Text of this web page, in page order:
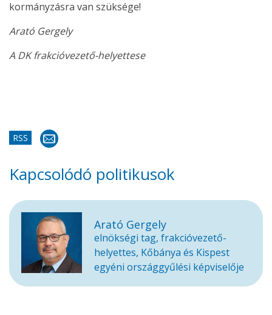
kormányzásra van szüksége!
Arató Gergely
A DK frakcióvezető-helyettese
RSS
Kapcsolódó politikusok
Arató Gergely
elnökségi tag, frakcióvezető-
helyettes, Kőbánya és Kispest
egyéni országgyűlési képviselője